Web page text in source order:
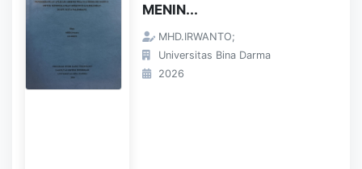
MENIN...
MHD.IRWANTO;
Universitas Bina Darma
2026